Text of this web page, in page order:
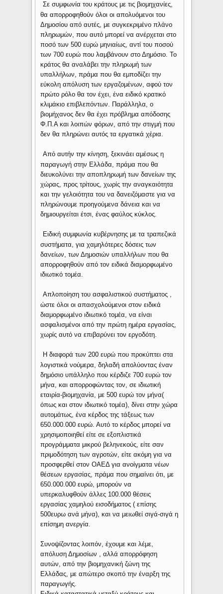
Σε συμφωνία του κράτους με τις βιομηχανίες,
θα απορροφηθούν όλοι οι απολυόμενοι του
Δημοσίου από αυτές, με συγκεκριμένο πλάνο
πληρωμών, που αυτό μπορεί να ανέρχεται στο
ποσό των 500 ευρώ μηνιαίως, αντί του ποσού
των 700 ευρώ που λαμβάνουν στο Δημόσιο. Το
κράτος θα αναλάβει την πληρωμή των
υπαλλήλων, πράμα που θα εμποδίζει την
εύκολη απόλυση των εργαζομένων, αφού τον
πρώτο ρόλο θα τον έχει, ένα ειδικό κρατικό
κλιμάκιο επιβλεπόντων. Παράλληλα, ο
βιομήχανος δεν θα έχει πρόβλημα απόδοσης
Φ.Π.Α και λοιπών φόρων, από την στιγμή που
δεν θα πληρώνει αυτός τα εργατικά χέρια.
Από αυτήν την κίνηση, ξεκινάει αμέσως η
παραγωγή στην Ελλάδα, πράμα που θα
διευκολύνει την αποπληρωμή των δανείων της
χώρας, προς τρίτους, χωρίς την αναγκαιότητα
και την γελοιότητα του να δανειζόμαστε για να
πληρώνουμε προηγούμενα δάνεια και να
δημιουργείται έτσι, ένας φαύλος κύκλος.
Ειδική συμφωνία κυβέρνησης με τα τραπεζικά
συστήματα, για χαμηλότερες δόσεις των
δανείων, των Δημοσιών υπαλλήλων που θα
απορροφηθούν από τον ειδικά διαμορφωμένο
ιδιωτικό τομέα.
Απλοποίηση του ασφαλιστικού συστήματος ,
ώστε όλοι οι απασχολούμενοι στον ειδικά
διαμορφωμένο ιδιωτικό τομέα, να είναι
ασφαλισμένοι από την πρώτη ημέρα εργασίας,
χωρίς αυτό να επιβαρύνει τον εργοδότη.
Η διαφορά των 200 ευρώ που προκύπτει στα
λογιστικά νούμερα, δηλαδή απολύοντας έναν
δημόσιο υπάλληλο που κέρδιζε 700 ευρώ τον
μήνα, και απορροφώντας τον, σε ιδιωτική
εταιρία-βιομηχανία, με 500 ευρώ τον μήνα(
όπως και στον ιδιωτικό τομέα), δίνει στην χώρα
αυτομάτως, ένα κέρδος της τάξεως των
650.000.000 ευρώ. Αυτό το κέρδος μπορεί να
χρησιμοποιηθεί είτε σε εξοπλιστικά
προγράμματα μικρού βεληνεκούς, είτε σαν
πριμοδότηση των αγροτών, είτε ακόμη για να
προσφερθεί στον ΟΑΕΔ για ανοίγματα νέων
θέσεων εργασίας, πράμα που σημαίνει ότι, με
650.000.000 ευρώ, μπορούν να
υπερκαλυφθούν άλλες 100.000 θέσεις
εργασίας χαμηλού εισοδήματος ( επίσης
500ευρω ανά μήνα), και να μειωθεί σιγά-σιγά η
επίσημη ανεργία.
Συνοψίζοντας λοιπόν, έχουμε και λέμε,
απόλυση Δημοσίων , αλλά απορρόφηση
αυτών, από την βιομηχανική ζώνη της
Ελλάδας, με απώτερο σκοπό την έναρξη της
παραγωγής.